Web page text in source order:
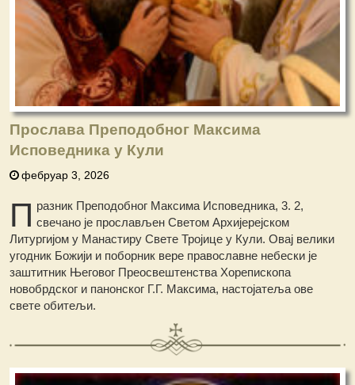
Прослава Преподобног Максима
Исповедника у Кули
фебруар 3, 2026
П разник Преподобног Максима Исповедника, 3. 2,
свечано је прослављен Светом Архијерејском
Литургијом у Манастиру Свете Тројице у Кули. Овај велики
угодник Божији и поборник вере православне небески је
заштитник Његовог Преосвештенства Хорепископа
новобрдског и панонског Г.Г. Максима, настојатеља ове
свете обитељи.